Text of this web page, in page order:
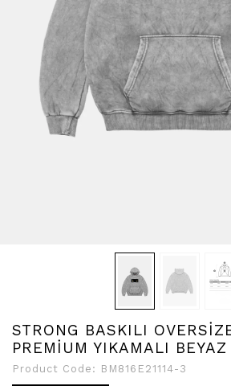
STRONG BASKILI
PREMİUM YIKAMALI
Product Code: BM816E21114-3